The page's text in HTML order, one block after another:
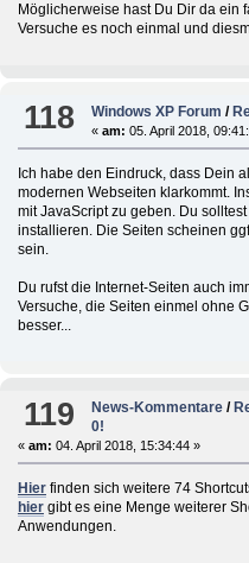
Möglicherweise hast Du Dir da ein
Versuche es noch einmal und
118 Windows XP Forum /
«am: 05. April 2018,
Ich habe den Eindruck, dass Dein
modernen Webseiten klarkommt.
mit JavaScript zu geben. Du
installieren. Die Seiten scheinen
sein.
Du rufst die Internet-Seiten auch
Versuche, die Seiten einmel ohne
besser...
119 News-Kommentare /
0!
« am: 04. April 2018, 15:34:44 »
Hierfinden sich weitere 74
hiergibt es eine Menge weiterer
Anwendungen.